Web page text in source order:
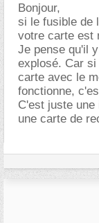
Bonjour,
si le fusible de
votre carte est
Je pense qu'il
explosé. Car
carte avec le
fonctionne,
C'est juste
une carte de